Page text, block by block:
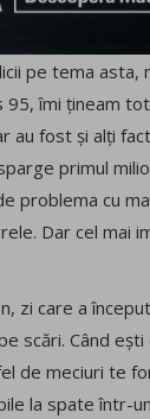
pe tema
îmi țineam
au fost și alți
primul
problema cu
Dar cel mai
zi care a
scări. Când
de meciuri te
la spate într-